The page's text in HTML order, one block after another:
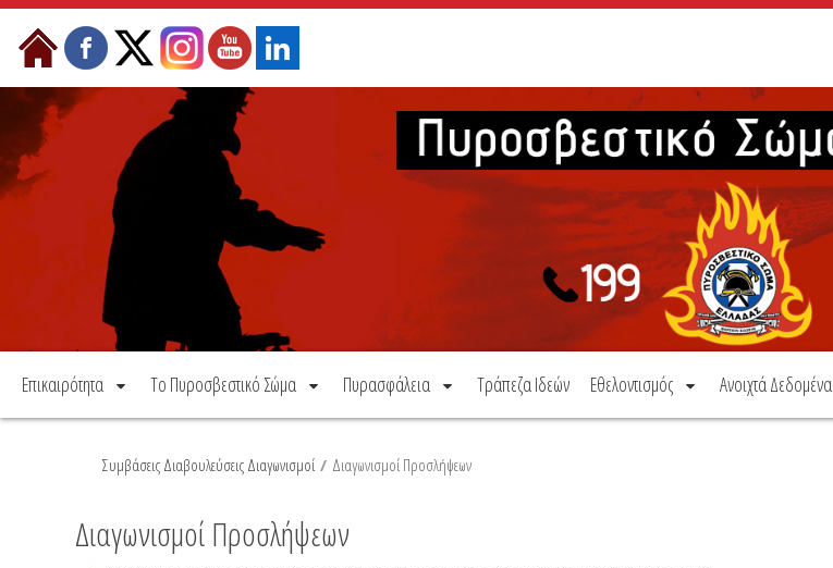
Μετάβαση στο περιεχόμενο
Επικαιρότητα Το Πυροσβεστικό Σώμα Πυρασφάλεια Τράπεζα Ιδεών Εθελοντισμός Ανοιχτά Δεδομένα
Συμβάσεις Διαβουλεύσεις Διαγωνισμοί / Διαγωνισμοί Προσλήψεων
Διαγωνισμοί Προσλήψεων